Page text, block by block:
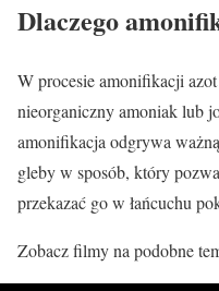
Dlaczego
W procesie amonifikacji
nieorganiczny amoniak lub
amonifikacja odgrywa
gleby w sposób, który
przekazać go w łańcuchu
Zobacz filmy na podobne